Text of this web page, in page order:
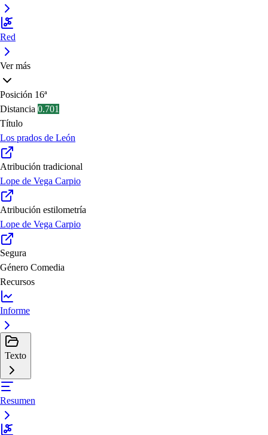
Red
Ver más
Posición 16ª
Distancia 0.701
Título
Los prados de León
Atribución tradicional
Lope de Vega Carpio
Atribución estilometría
Lope de Vega Carpio
Segura
Género Comedia
Recursos
Informe
Texto
Resumen